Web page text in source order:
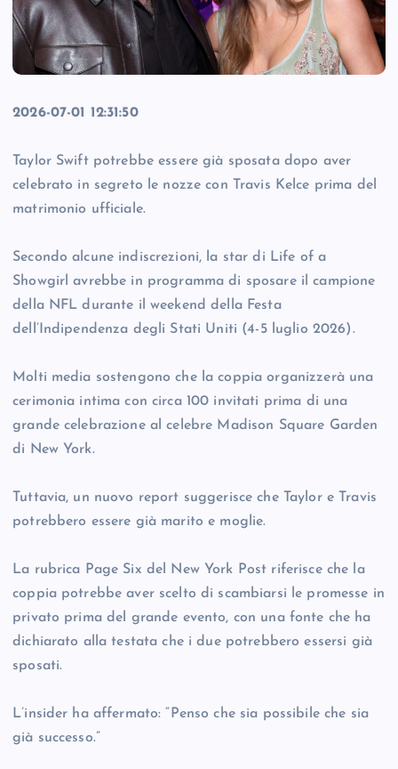
2026-07-01 12:31:50
Taylor Swift potrebbe essere già sposata dopo aver
celebrato in segreto le nozze con Travis Kelce prima del
matrimonio ufficiale.
Secondo alcune indiscrezioni, la star di Life of a
Showgirl avrebbe in programma di sposare il campione
della NFL durante il weekend della Festa
dell’Indipendenza degli Stati Uniti (4-5 luglio 2026).
Molti media sostengono che la coppia organizzerà una
cerimonia intima con circa 100 invitati prima di una
grande celebrazione al celebre Madison Square Garden
di New York.
Tuttavia, un nuovo report suggerisce che Taylor e Travis
potrebbero essere già marito e moglie.
La rubrica Page Six del New York Post riferisce che la
coppia potrebbe aver scelto di scambiarsi le promesse in
privato prima del grande evento, con una fonte che ha
dichiarato alla testata che i due potrebbero essersi già
sposati.
L’insider ha affermato: “Penso che sia possibile che sia
già successo.”